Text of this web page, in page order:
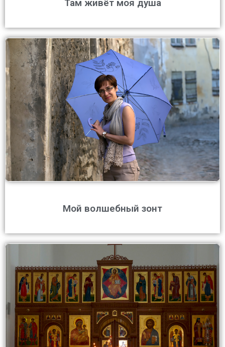
Там живёт моя душа
Мой волшебный зонт